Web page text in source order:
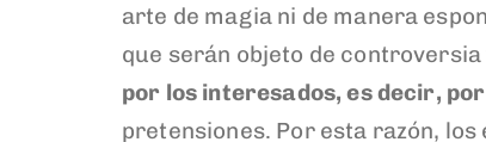
arte de magia ni de manera
que serán objeto de
por los interesados, es decir,
pretensiones. Por esta razón,